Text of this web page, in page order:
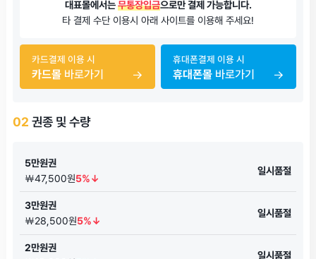
대표몰에서는무통장입금으로만 결제 가능합니다.
타 결제 수단 이용시 아래 사이트를 이용해 주세요!
카드결제 이용 시
카드몰바로가기
휴대폰결제 이용 시
휴대폰몰 바로가기
02 권종 및 수량
5만원권
￦47,500원5%↓
일시품절
3만원권
￦28,500원5%↓
일시품절
2만원권
일시품절